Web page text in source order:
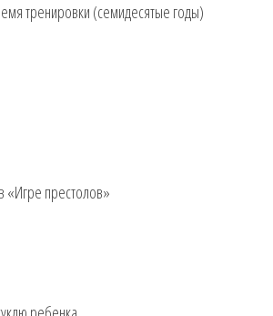
тренировки (семидесятые годы)
«Игре престолов»